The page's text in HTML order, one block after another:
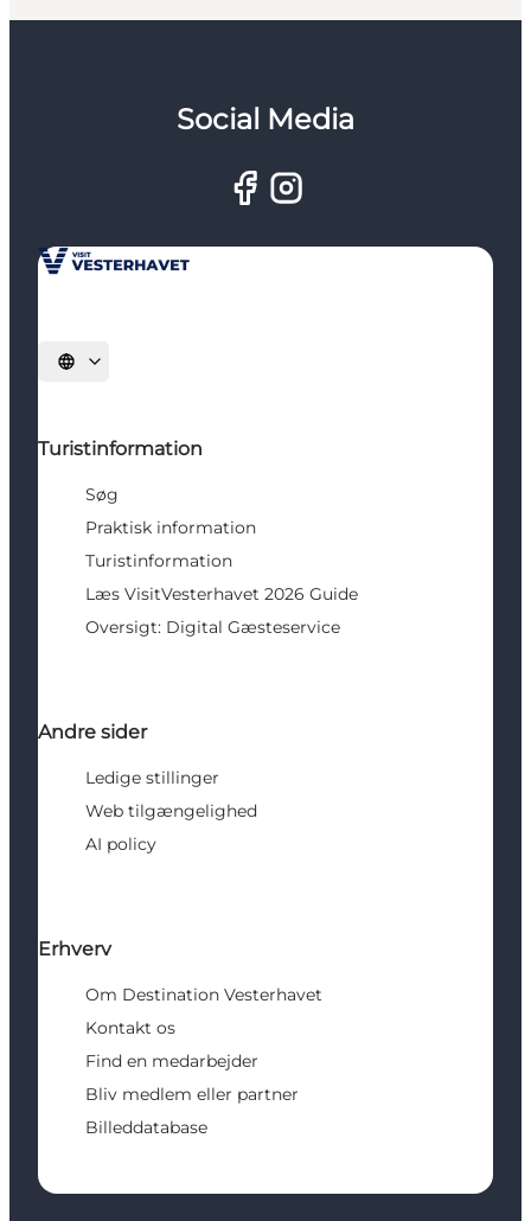
Social Media
Vælg sprog
Turistinformation
Søg
Praktisk information
Turistinformation
Læs VisitVesterhavet 2026 Guide
Oversigt: Digital Gæsteservice
Andre sider
Ledige stillinger
Web tilgængelighed
AI policy
Erhverv
Om Destination Vesterhavet
Kontakt os
Find en medarbejder
Bliv medlem eller partner
Billeddatabase